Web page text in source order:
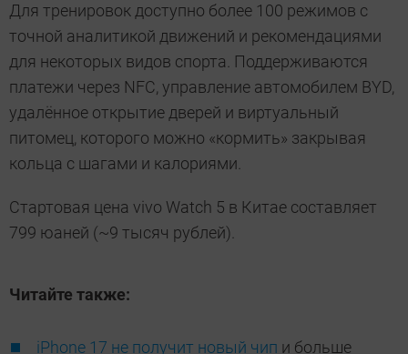
Для тренировок доступно более 100 режимов с
точной аналитикой движений и рекомендациями
для некоторых видов спорта. Поддерживаются
платежи через NFC, управление автомобилем BYD,
удалённое открытие дверей и виртуальный
питомец, которого можно «кормить» закрывая
кольца с шагами и калориями.
Стартовая цена vivo Watch 5 в Китае составляет
799 юаней (~9 тысяч рублей).
Читайте также:
iPhone 17 не получит новый чип и больше